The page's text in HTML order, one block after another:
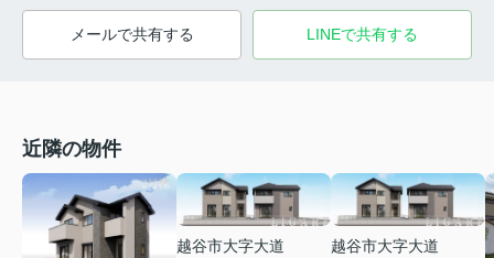
メールで共有する LINEで共有する
近隣の物件
越谷市大字大道
越谷市大字大道